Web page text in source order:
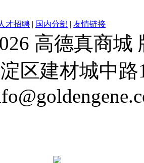
才招聘 | 国内分部 | 友情链接
高德真商
区建材城中路